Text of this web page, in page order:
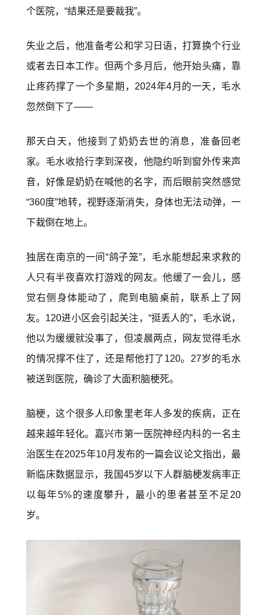
个医院，“结果还是要裁我”。
失业之后，他准备考公和学习日语，打算换个行业
或者去日本工作。但两个多月后，他开始头痛，靠
止疼药撑了一个多星期，2024年4月的一天，毛水
忽然倒下了——
那天白天，他接到了奶奶去世的消息，准备回老
家。毛水收拾行李到深夜，他隐约听到窗外传来声
音，好像是奶奶在喊他的名字，而后眼前突然感觉
“360度”地转，视野逐渐消失，身体也无法动弹，一
下栽倒在地上。
独居在南京的一间“鸽子笼”，毛水能想起来求救的
人只有半夜喜欢打游戏的网友。他缓了一会儿，感
觉右侧身体能动了，爬到电脑桌前，联系上了网
友。120进小区会引起关注，“挺丢人的”，毛水说，
他以为缓缓就没事了，但凌晨两点，网友觉得毛水
的情况撑不住了，还是帮他打了120。27岁的毛水
被送到医院，确诊了大面积脑梗死。
脑梗，这个很多人印象里老年人多发的疾病，正在
越来越年轻化。嘉兴市第一医院神经内科的一名主
治医生在2025年10月发布的一篇会议论文指出，最
新临床数据显示，我国45岁以下人群脑梗发病率正
以每年5%的速度攀升，最小的患者甚至不足20
岁。